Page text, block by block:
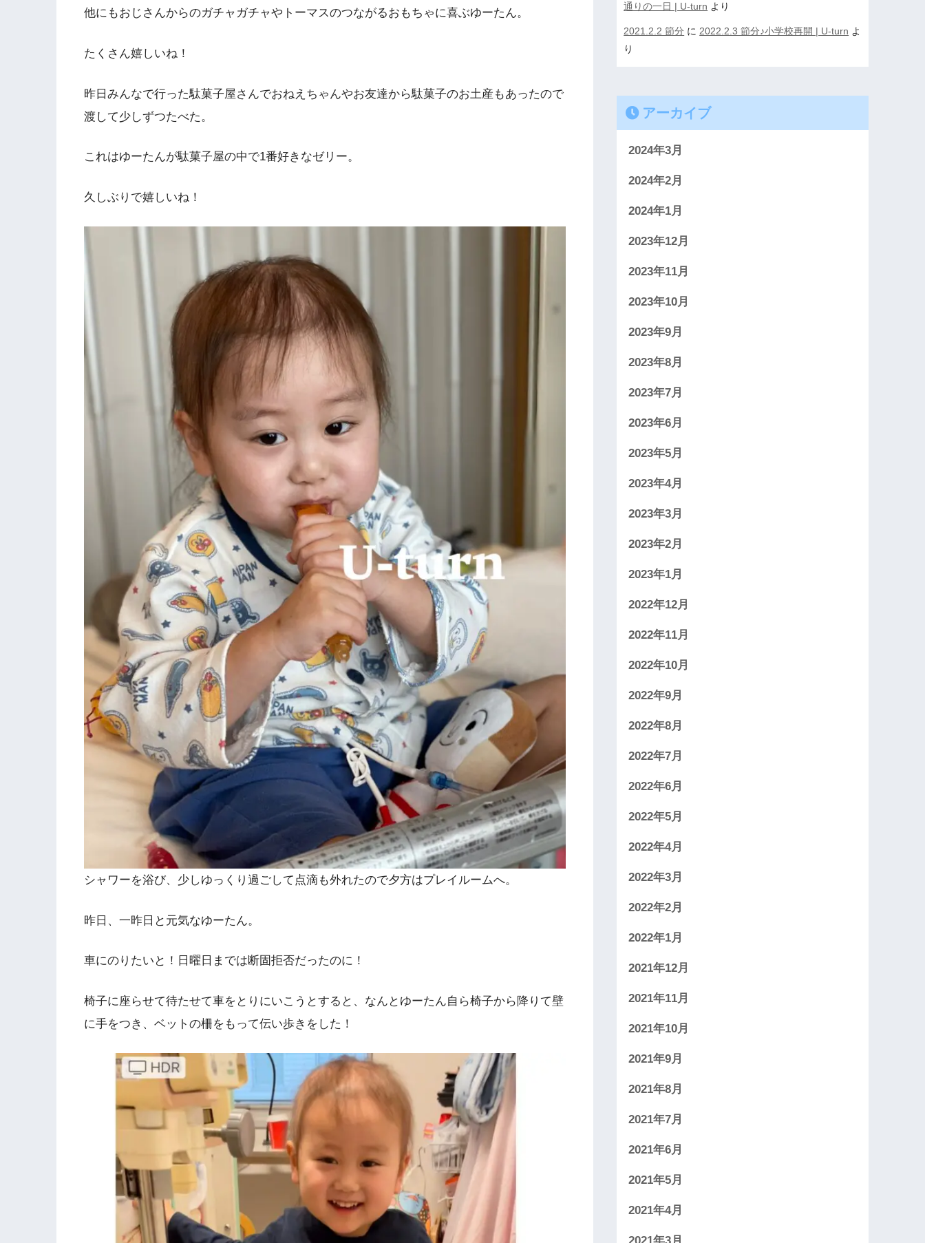
他にもおじさんからのガチャガチャやトーマスのつながるおもちゃに喜ぶゆーたん。
たくさん嬉しいね！
昨日みんなで行った駄菓子屋さんでおねえちゃんやお友達から駄菓子のお土産もあったので
渡して少しずつたべた。
これはゆーたんが駄菓子屋の中で1番好きなゼリー。
久しぶりで嬉しいね！
シャワーを浴び、少しゆっくり過ごして点滴も外れたので夕方はプレイルームへ。
昨日、一昨日と元気なゆーたん。
車にのりたいと！日曜日までは断固拒否だったのに！
椅子に座らせて待たせて車をとりにいこうとすると、なんとゆーたん自ら椅子から降りて壁
に手をつき、ベットの柵をもって伝い歩きをした！
通りの一日 | U-turn より
2021.2.2 節分 に 2022.2.3 節分♪小学校再開 | U-turn よ
り
アーカイブ
2024年3月
2024年2月
2024年1月
2023年12月
2023年11月
2023年10月
2023年9月
2023年8月
2023年7月
2023年6月
2023年5月
2023年4月
2023年3月
2023年2月
2023年1月
2022年12月
2022年11月
2022年10月
2022年9月
2022年8月
2022年7月
2022年6月
2022年5月
2022年4月
2022年3月
2022年2月
2022年1月
2021年12月
2021年11月
2021年10月
2021年9月
2021年8月
2021年7月
2021年6月
2021年5月
2021年4月